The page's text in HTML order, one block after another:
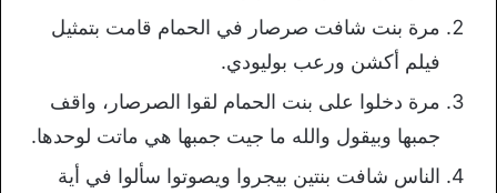
مرة بنت شافت صرصار في الحمام قامت بتمثيل
فيلم أكشن ورعب بوليودي.
مرة دخلوا على بنت الحمام لقوا الصرصار، واقف
جمبها وبيقول والله ما جيت جمبها هي ماتت لوحدها.
الناس شافت بنتين بيجروا ويصوتوا سألوا في أية